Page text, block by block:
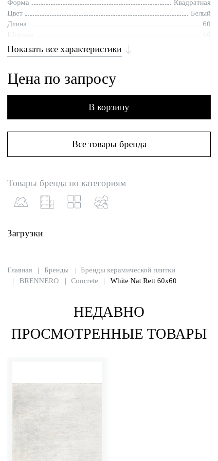
Форма
Квадратная
Цвет
Белый
Длина
60
Показать все характеристики
Цена по запросу
В корзину
Все товары бренда
Товары бренда по категориям
Загрузки
Главная Бренды
Бренды керамической плитки
BRENNERO
Concrete White Nat Rett 60x60
НЕДАВНО
ПРОСМОТРЕННЫЕ ТОВАРЫ